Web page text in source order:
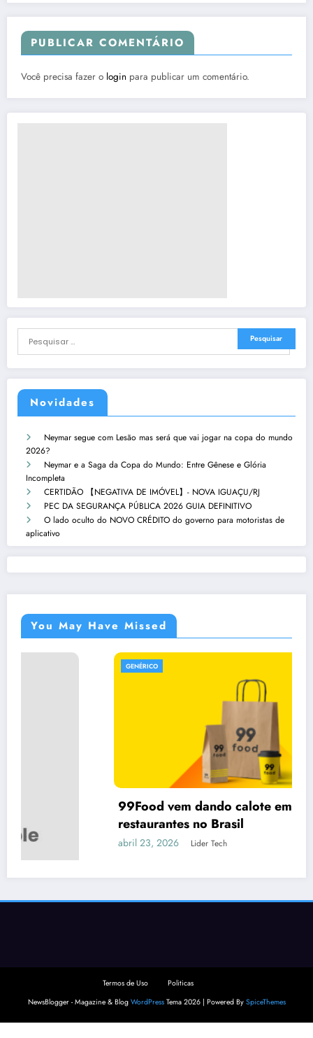
Novidades
Neymar segue com Lesão mas será que vai jogar na copa do mundo
2026?
Neymar e a Saga da Copa do Mundo: Entre Gênese e Glória
Incompleta
CERTIDÃO 【NEGATIVA DE IMÓVEL】- NOVA IGUAÇU/RJ
PEC DA SEGURANÇA PÚBLICA 2026 GUIA DEFINITIVO
O lado oculto do NOVO CRÉDITO do governo para motoristas de
aplicativo
PUBLICAR COMENTÁRIO
Você precisa fazer o login para publicar um comentário.
You May Have Missed
99Food vem dando calote em vários
restaurantes no Brasil
abril 23, 2026 Lider Tech
Termos de Uso
Politicas
NewsBlogger - Magazine & Blog WordPressTema 2026 | Powered By SpiceThemes